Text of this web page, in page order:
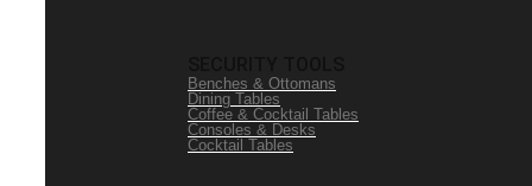
Benches & Ottomans
Dining Tables
Coffee & Cocktail Tables
Consoles & Desks
Cocktail Tables